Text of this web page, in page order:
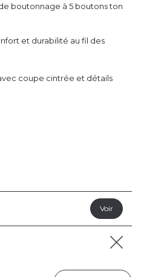
boutonnage à 5 boutons ton
et durabilité au fil des
coupe cintrée et détails